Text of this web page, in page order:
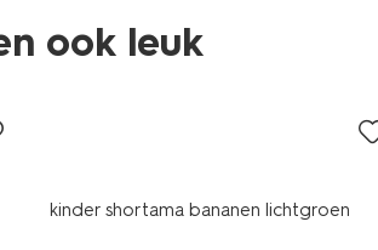
ook leuk
kinder shortama bananen lichtgroen